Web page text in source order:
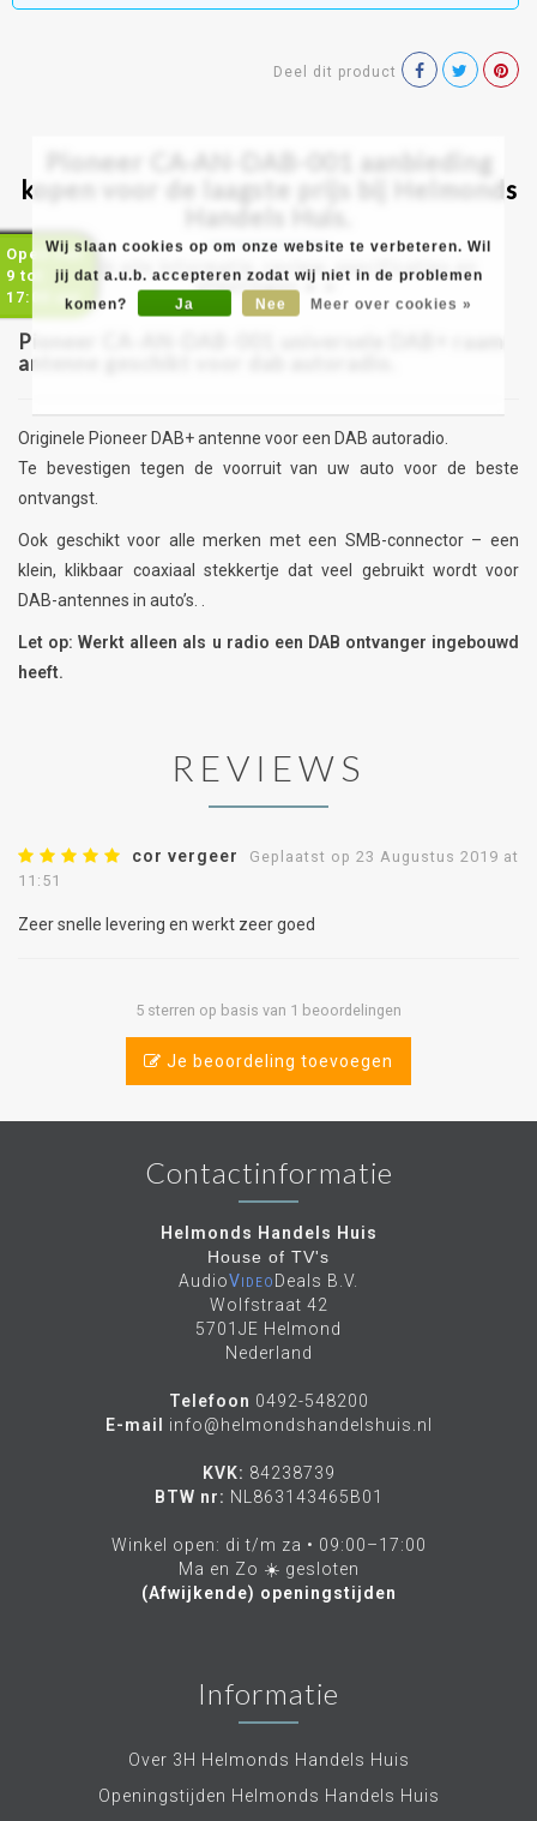
Deel dit product
Pioneer CA-AN-DAB-001 aanbieding
kopen voor de laagste prijs bij Helmonds
Handels Huis.
Bekijk alle informatie, review, specificaties en
afmetingen ►►
Pioneer CA-AN-DAB-001 universele DAB+ raam
antenne geschikt voor dab autoradio.
Originele Pioneer DAB+ antenne voor een DAB autoradio.
Te bevestigen tegen de voorruit van uw auto voor de beste
ontvangst.
Ook geschikt voor alle merken met een SMB-connector – een
klein, klikbaar coaxiaal stekkertje dat veel gebruikt wordt voor
DAB-antennes in auto’s. .
Let op: Werkt alleen als u radio een DAB ontvanger ingebouwd
heeft.
REVIEWS
cor vergeer
Geplaatst op 23 Augustus 2019 at
11:51
Zeer snelle levering en werkt zeer goed
5 sterren op basis van 1 beoordelingen
Je beoordeling toevoegen
Open van
9 tot
17:00 uur
Wij slaan cookies op om onze website te verbeteren. Wil
jij dat a.u.b. accepteren zodat wij niet in de problemen
komen?
Ja Nee Meer over cookies »
Contactinformatie
Helmonds Handels Huis
House of TV's
AudioVideoDeals B.V.
Wolfstraat 42
5701JE Helmond
Nederland
Telefoon 0492-548200
E-mail
info@helmondshandelshuis.nl
KVK: 84238739
BTW nr: NL863143465B01
Winkel open: di t/m za • 09:00–17:00
Ma en Zo ☀️ gesloten
(Afwijkende) openingstijden
Informatie
Over 3H Helmonds Handels Huis
Openingstijden Helmonds Handels Huis